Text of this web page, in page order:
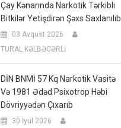
Çay Kənarında Narkotik Tərkibli
Bitkilər Yetişdirən Şəxs Saxlanılıb
03 Avqust 2026
TURAL KƏLBƏCƏRLİ
DİN BNMİ 57 Kq Narkotik Vasitə
Və 1981 Ədəd Psixotrop Həbi
Dövriyyədən Çıxarıb
30 İyul 2026